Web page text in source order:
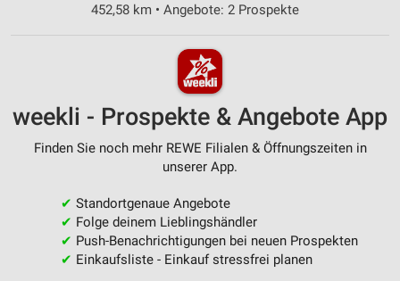
452,58 km • Angebote: 2 Prospekte
weekli - Prospekte & Angebote App
Finden Sie noch mehr REWE Filialen & Öffnungszeiten in
unserer App.
✔ Standortgenaue Angebote
✔ Folge deinem Lieblingshändler
✔ Push-Benachrichtigungen bei neuen Prospekten
✔ Einkaufsliste - Einkauf stressfrei planen